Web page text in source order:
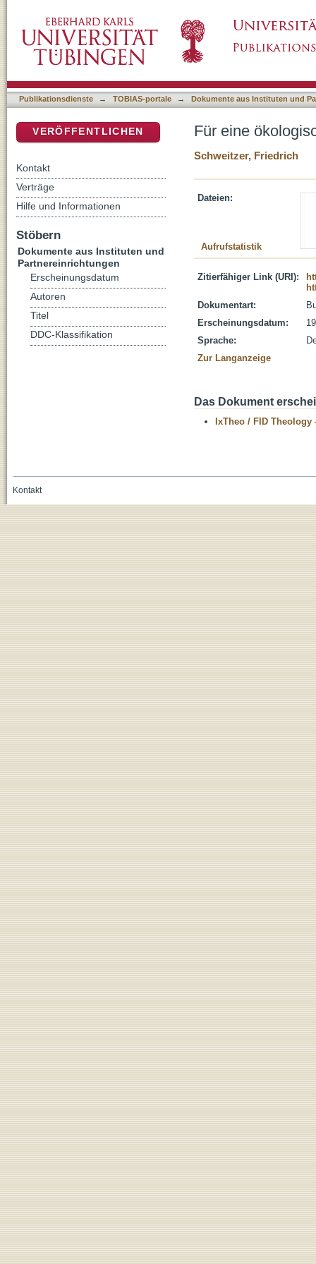
Publikationsdienste → TOBIAS-portale → Dokumente aus Instituten und
Für eine
Schweitzer, Friedrich
Dateien:
Aufrufstatistik
Zitierfähiger Link (URI):
Dokumentart:
Erscheinungsdatum:
Sprache:
Zur Langanzeige
Das Dokument
IxTheo / FID Theology
VERÖFFENTLICHEN
Kontakt
Verträge
Hilfe und Informationen
Stöbern
Dokumente aus Instituten und
Partnereinrichtungen
Erscheinungsdatum
Autoren
Titel
DDC-Klassifikation
Kontakt